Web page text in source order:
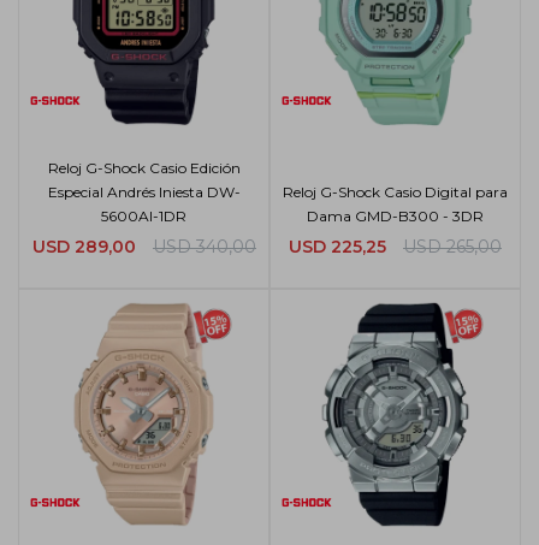
Reloj G-Shock Casio Edición
Especial Andrés Iniesta DW-
5600AI-1DR
USD 289,00 USD 340,00
Reloj G-Shock Casio Digital para
Dama GMD-B300 - 3DR
USD 225,25 USD 265,00